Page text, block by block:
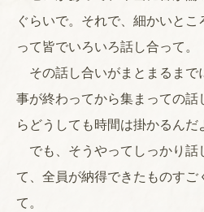
ぐらいで。それで、細かいと
って皆でいろいろ話し合って。
その話し合いがまとまるまで
事が終わってから集まっての
らどうしても時間は掛かるんだ
でも、そうやってしっかり話
て、全員が納得できたものすご
て。